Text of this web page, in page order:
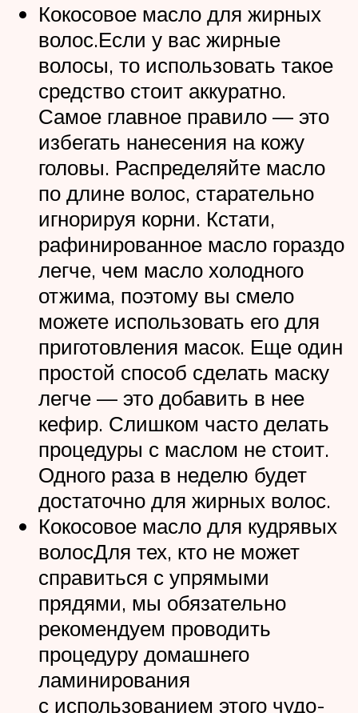
Кокосовое масло для жирных
волос.Если у вас жирные
волосы, то использовать такое
средство стоит аккуратно.
Самое главное правило — это
избегать нанесения на кожу
головы. Распределяйте масло
по длине волос, старательно
игнорируя корни. Кстати,
рафинированное масло гораздо
легче, чем масло холодного
отжима, поэтому вы смело
можете использовать его для
приготовления масок. Еще один
простой способ сделать маску
легче — это добавить в нее
кефир. Слишком часто делать
процедуры с маслом не стоит.
Одного раза в неделю будет
достаточно для жирных волос.
Кокосовое масло для кудрявых
волосДля тех, кто не может
справиться с упрямыми
прядями, мы обязательно
рекомендуем проводить
процедуру домашнего
ламинирования
с использованием этого чудо-